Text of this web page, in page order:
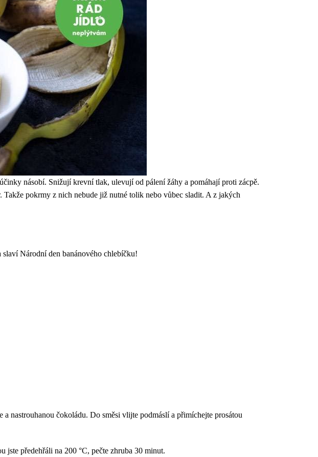
násobí. Snižují krevní tlak, ulevují od pálení žáhy a pomáhají proti zácpě.
pokrmy z nich nebude již nutné tolik nebo vůbec sladit. A z jakých
Národní den banánového chlebíčku!
nastrouhanou čokoládu. Do směsi vlijte podmáslí a přimíchejte prosátou
jste předehřáli na 200 °C, pečte zhruba 30 minut.